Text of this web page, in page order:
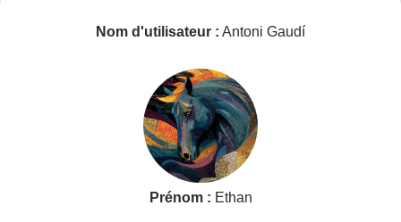
Nom d'utilisateur : Antoni Gaudí
Prénom : Ethan